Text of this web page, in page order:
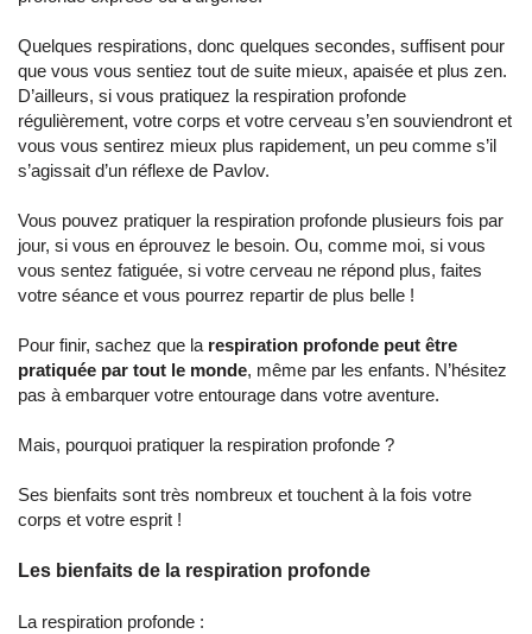
Quelques respirations, donc quelques secondes, suffisent pour
que vous vous sentiez tout de suite mieux, apaisée et plus zen.
D’ailleurs, si vous pratiquez la respiration profonde
régulièrement, votre corps et votre cerveau s’en souviendront et
vous vous sentirez mieux plus rapidement, un peu comme s’il
s’agissait d’un réflexe de Pavlov.
Vous pouvez pratiquer la respiration profonde plusieurs fois par
jour, si vous en éprouvez le besoin. Ou, comme moi, si vous
vous sentez fatiguée, si votre cerveau ne répond plus, faites
votre séance et vous pourrez repartir de plus belle !
Pour finir, sachez que la respiration profonde peut être
pratiquée par tout le monde, même par les enfants. N’hésitez
pas à embarquer votre entourage dans votre aventure.
Mais, pourquoi pratiquer la respiration profonde ?
Ses bienfaits sont très nombreux et touchent à la fois votre
corps et votre esprit !
Les bienfaits de la respiration profonde
La respiration profonde :